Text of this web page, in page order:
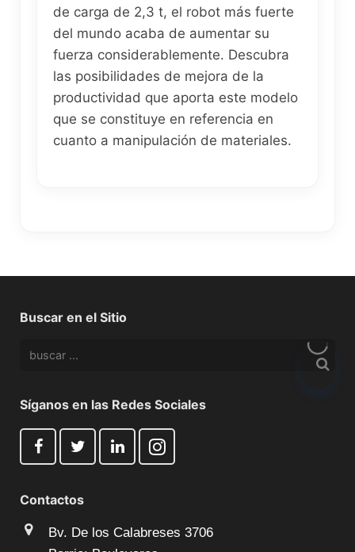
de carga de 2,3 t, el robot más fuerte
del mundo acaba de aumentar su
fuerza considerablemente. Descubra
las posibilidades de mejora de la
productividad que aporta este modelo
que se constituye en referencia en
cuanto a manipulación de materiales.
Buscar en el Sitio
Síganos en las Redes Sociales
Contactos
Bv. De los Calabreses 3706